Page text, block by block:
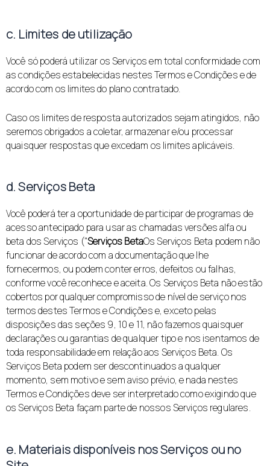
c. Limites de utilização
Você só poderá utilizar os Serviços em total conformidade com
as condições estabelecidas nestes Termos e Condições e de
acordo com os limites do plano contratado.
Caso os limites de resposta autorizados sejam atingidos, não
seremos obrigados a coletar, armazenar e/ou processar
quaisquer respostas que excedam os limites aplicáveis.
d. Serviços Beta
Você poderá ter a oportunidade de participar de programas de
acesso antecipado para usar as chamadas versões alfa ou
beta dos Serviços ("Serviços BetaOs Serviços Beta podem não
funcionar de acordo com a documentação que lhe
fornecermos, ou podem conter erros, defeitos ou falhas,
conforme você reconhece e aceita. Os Serviços Beta não estão
cobertos por qualquer compromisso de nível de serviço nos
termos destes Termos e Condições e, exceto pelas
disposições das seções 9, 10 e 11, não fazemos quaisquer
declarações ou garantias de qualquer tipo e nos isentamos de
toda responsabilidade em relação aos Serviços Beta. Os
Serviços Beta podem ser descontinuados a qualquer
momento, sem motivo e sem aviso prévio, e nada nestes
Termos e Condições deve ser interpretado como exigindo que
os Serviços Beta façam parte de nossos Serviços regulares.
e. Materiais disponíveis nos Serviços ou no